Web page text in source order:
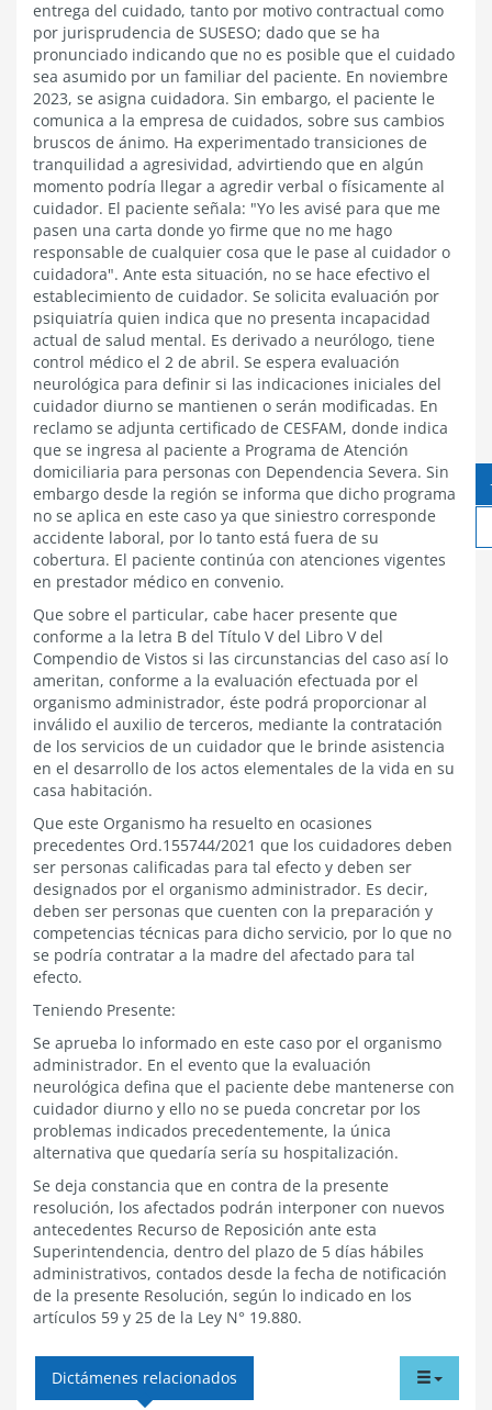
entrega del cuidado, tanto por motivo contractual como
por jurisprudencia de SUSESO; dado que se ha
pronunciado indicando que no es posible que el cuidado
sea asumido por un familiar del paciente. En noviembre
2023, se asigna cuidadora. Sin embargo, el paciente le
comunica a la empresa de cuidados, sobre sus cambios
bruscos de ánimo. Ha experimentado transiciones de
tranquilidad a agresividad, advirtiendo que en algún
momento podría llegar a agredir verbal o físicamente al
cuidador. El paciente señala: "Yo les avisé para que me
pasen una carta donde yo firme que no me hago
responsable de cualquier cosa que le pase al cuidador o
cuidadora". Ante esta situación, no se hace efectivo el
establecimiento de cuidador. Se solicita evaluación por
psiquiatría quien indica que no presenta incapacidad
actual de salud mental. Es derivado a neurólogo, tiene
control médico el 2 de abril. Se espera evaluación
neurológica para definir si las indicaciones iniciales del
cuidador diurno se mantienen o serán modificadas. En
reclamo se adjunta certificado de CESFAM, donde indica
que se ingresa al paciente a Programa de Atención
domiciliaria para personas con Dependencia Severa. Sin
embargo desde la región se informa que dicho programa
no se aplica en este caso ya que siniestro corresponde
accidente laboral, por lo tanto está fuera de su
cobertura. El paciente continúa con atenciones vigentes
en prestador médico en convenio.
Que sobre el particular, cabe hacer presente que
conforme a la letra B del Título V del Libro V del
Compendio de Vistos si las circunstancias del caso así lo
ameritan, conforme a la evaluación efectuada por el
organismo administrador, éste podrá proporcionar al
inválido el auxilio de terceros, mediante la contratación
de los servicios de un cuidador que le brinde asistencia
en el desarrollo de los actos elementales de la vida en su
casa habitación.
Que este Organismo ha resuelto en ocasiones
precedentes Ord.155744/2021 que los cuidadores deben
ser personas calificadas para tal efecto y deben ser
designados por el organismo administrador. Es decir,
deben ser personas que cuenten con la preparación y
competencias técnicas para dicho servicio, por lo que no
se podría contratar a la madre del afectado para tal
efecto.
Teniendo Presente:
Se aprueba lo informado en este caso por el organismo
administrador. En el evento que la evaluación
neurológica defina que el paciente debe mantenerse con
cuidador diurno y ello no se pueda concretar por los
problemas indicados precedentemente, la única
alternativa que quedaría sería su hospitalización.
Se deja constancia que en contra de la presente
resolución, los afectados podrán interponer con nuevos
antecedentes Recurso de Reposición ante esta
Superintendencia, dentro del plazo de 5 días hábiles
administrativos, contados desde la fecha de notificación
de la presente Resolución, según lo indicado en los
artículos 59 y 25 de la Ley N° 19.880.
menu
Dictámenes relacionados